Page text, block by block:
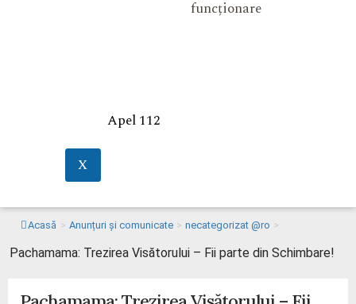
funcționare
Apel 112
X
Acasă > Anunțuri și comunicate > necategorizat @ro >
Pachamama: Trezirea Visătorului – Fii parte din Schimbare!